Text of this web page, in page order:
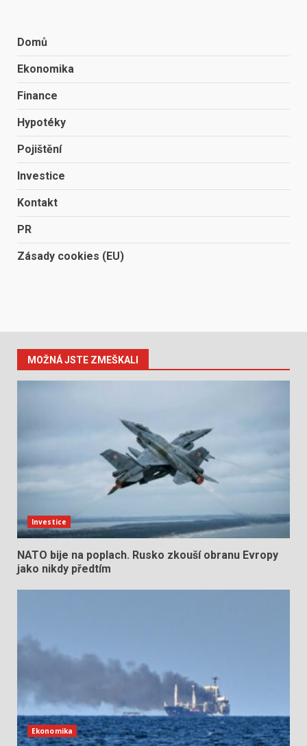
Domů
Ekonomika
Finance
Hypotéky
Pojištění
Investice
Kontakt
PR
Zásady cookies (EU)
MOŽNÁ JSTE ZMEŠKALI
Investice
NATO bije na poplach. Rusko zkouší obranu Evropy
jako nikdy předtím
Ekonomika